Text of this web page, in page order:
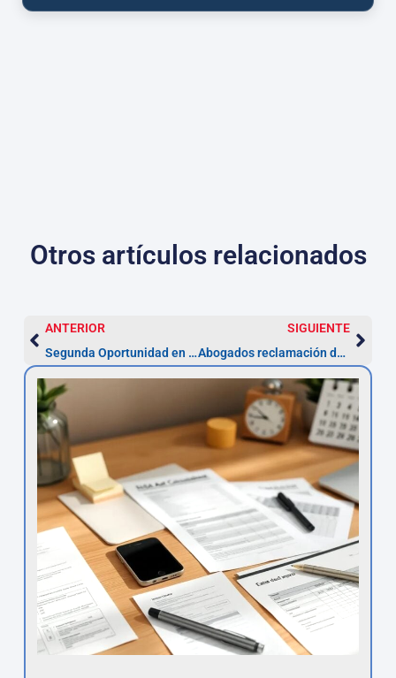
Otros artículos relacionados
ANTERIOR
Segunda Oportunidad en Navarra | Abogados expertos
SIGUIENTE
Abogados reclamación de cantidad en Navarra